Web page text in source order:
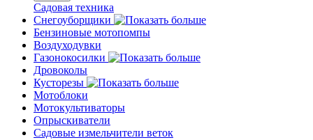
Садовая техника
Снегоуборщики
Бензиновые мотопомпы
Воздуходувки
Газонокосилки
Дровоколы
Кусторезы
Мотоблоки
Мотокультиваторы
Опрыскиватели
Садовые измельчители веток